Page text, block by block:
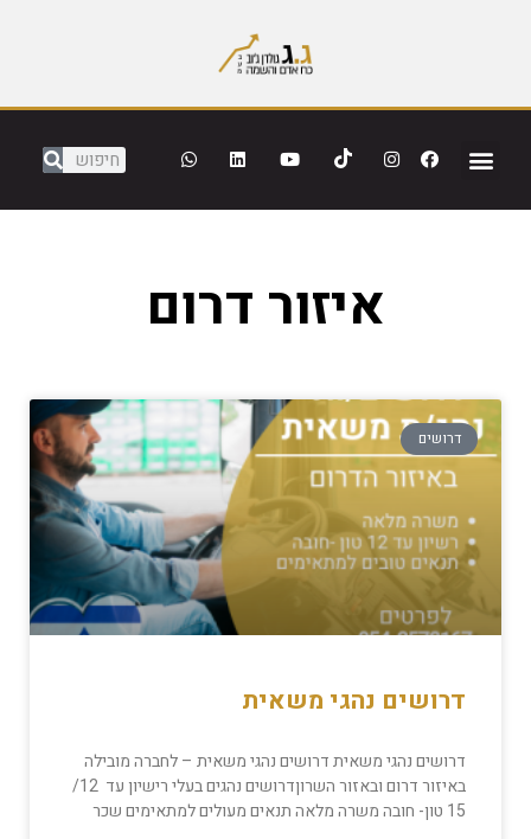
איזור דרום
דרושים
דרושים נהגי משאית
דרושים נהגי משאית דרושים נהגי משאית – לחברה מובילה
באיזור דרום ובאזור השרוןדרושים נהגים בעלי רישיון עד 12/
15 טון- חובה משרה מלאה תנאים מעולים למתאימים שכר